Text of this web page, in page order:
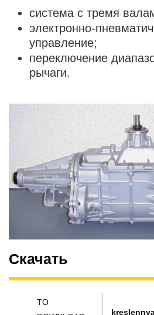
система с тремя
электронно-
управление;
переключение
рычаги.
Скачать
TO